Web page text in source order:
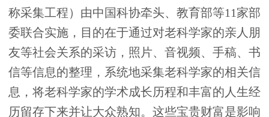
称采集工程）由中国科协牵头、教育部等11家部
委联合实施，目的在于通过对老科学家的亲人朋
友等社会关系的采访，照片、音视频、手稿、书
信等信息的整理，系统地采集老科学家的相关信
息，将老科学家的学术成长历程和丰富的人生经
历留存下来并让大众熟知。这些宝贵财富是影响